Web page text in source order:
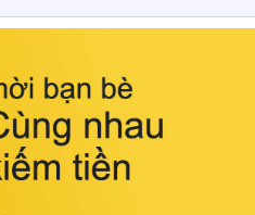
này, bạn sẽ cảm nhận rõ rệt sự khác
hồi chuẩn xác của phần đệm nâng đỡ
cột sống.
Bên cạnh đó, việc lựa chọn các dòng
sản phẩm đạt chuẩn chất lượng quốc
tế còn giúp ngăn ngừa tình trạng kích